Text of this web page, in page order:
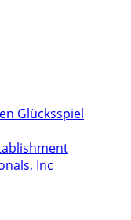
Glücksspiel
Inc